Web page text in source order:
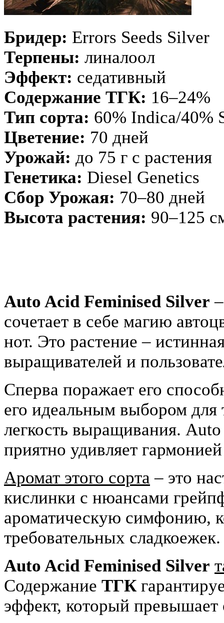
Бридер: Errors Seeds Silver
Терпены: линалоол
Эффект: седативный
Содержание ТГК: 16–24%
Тип сорта: 60% Indica/40%
Цветение: 70 дней
Урожай: до 75 г с растения
Генетика: Diesel Genetics
Сбор Урожая: 70–80 дней
Высота растения: 90–125
Auto Acid Feminised Silver
сочетает в себе магию
нот. Это растение –
выращивателей и
Сперва поражает его
его идеальным выбором для
легкость выращивания.
приятно удивляет
Аромат этого сорта – это
кислинки с нюансами
ароматическую симфонию,
требовательных сладкоежек.
Auto Acid Feminised Silver
Содержание ТГК
эффект, который